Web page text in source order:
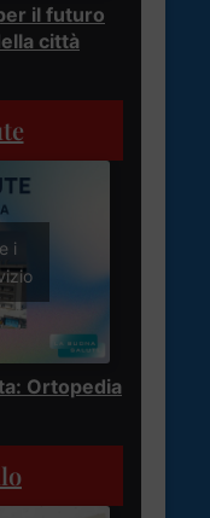
il futuro
città
i
Ortopedia